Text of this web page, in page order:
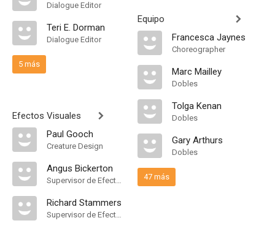
Dialogue Editor
Teri E. Dorman
Dialogue Editor
5 más
Efectos Visuales
Paul Gooch
Creature Design
Angus Bickerton
Supervisor de Efectos Visuales
Richard Stammers
Supervisor de Efectos Visuales
Equipo
Francesca Jaynes
Choreographer
Marc Mailley
Dobles
Tolga Kenan
Dobles
Gary Arthurs
Dobles
47 más